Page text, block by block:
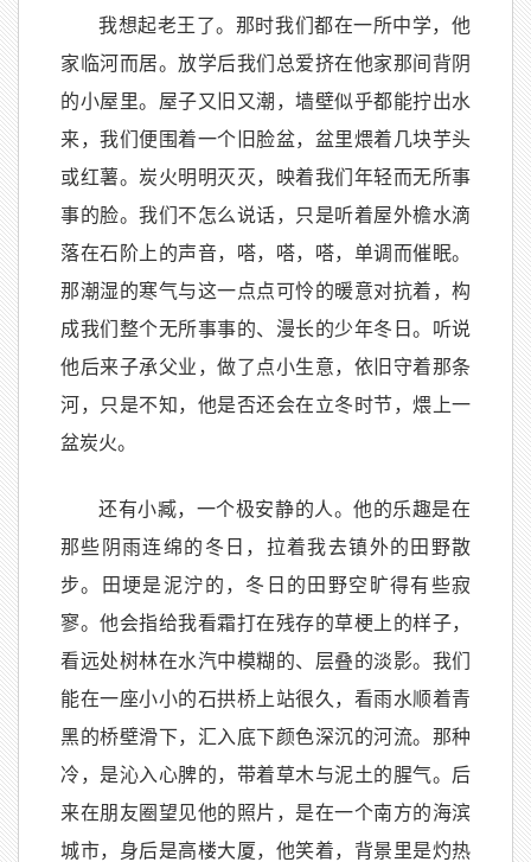
我想起老王了。那时我们都在一所中学，他
家临河而居。放学后我们总爱挤在他家那间背阴
的小屋里。屋子又旧又潮，墙壁似乎都能拧出水
来，我们便围着一个旧脸盆，盆里煨着几块芋头
或红薯。炭火明明灭灭，映着我们年轻而无所事
事的脸。我们不怎么说话，只是听着屋外檐水滴
落在石阶上的声音，嗒，嗒，嗒，单调而催眠。
那潮湿的寒气与这一点点可怜的暖意对抗着，构
成我们整个无所事事的、漫长的少年冬日。听说
他后来子承父业，做了点小生意，依旧守着那条
河，只是不知，他是否还会在立冬时节，煨上一
盆炭火。
还有小臧，一个极安静的人。他的乐趣是在
那些阴雨连绵的冬日，拉着我去镇外的田野散
步。田埂是泥泞的，冬日的田野空旷得有些寂
寥。他会指给我看霜打在残存的草梗上的样子，
看远处树林在水汽中模糊的、层叠的淡影。我们
能在一座小小的石拱桥上站很久，看雨水顺着青
黑的桥壁滑下，汇入底下颜色深沉的河流。那种
冷，是沁入心脾的，带着草木与泥土的腥气。后
来在朋友圈望见他的照片，是在一个南方的海滨
城市，身后是高楼大厦，他笑着，背景里是灼热